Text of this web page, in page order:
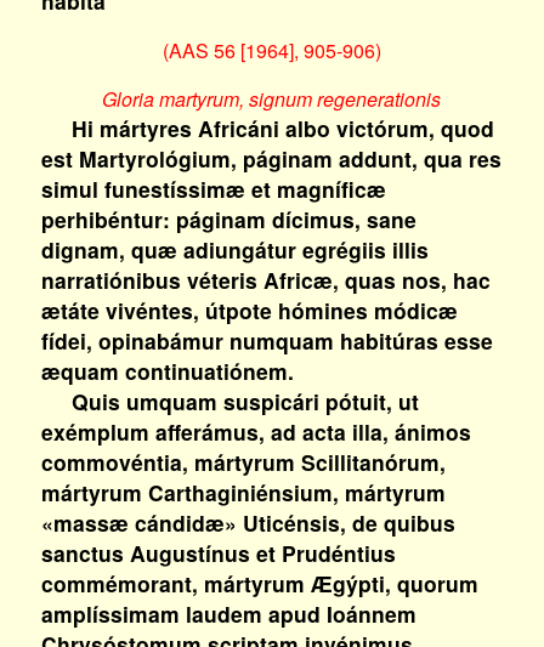
(AAS 56 [1964], 905-906)
Gloria martyrum, signum regenerationis
Hi mártyres Africáni albo victórum, quod
est Martyrológium, páginam addunt, qua res
simul funestíssimæ et magníficæ
perhibéntur: páginam dícimus, sane
dignam, quæ adiungátur egrégiis illis
narratiónibus véteris Africæ, quas nos, hac
ætáte vivéntes, útpote hómines módicæ
fídei, opinabámur numquam habitúras esse
æquam continuatiónem.
Quis umquam suspicári pótuit, ut
exémplum afferámus, ad acta illa, ánimos
commovéntia, mártyrum Scillitanórum,
mártyrum Carthaginiénsium, mártyrum
«massæ cándidæ» Uticénsis, de quibus
sanctus Augustínus et Prudéntius
commémorant, mártyrum Ægýpti, quorum
amplíssimam laudem apud Ioánnem